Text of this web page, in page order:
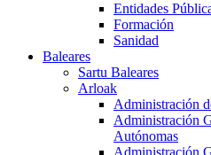
Entidades
Formación
Sanidad
Baleares
Sartu Baleares
Arloak
Administración
Administración
Autónomas